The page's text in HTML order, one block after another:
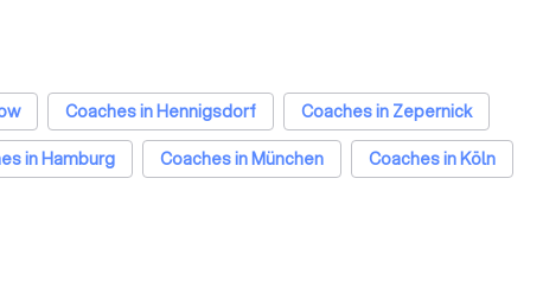
Coaches in Hennigsdorf
Coaches in Zepernick
in Hamburg Coaches in München
Coaches in Köln